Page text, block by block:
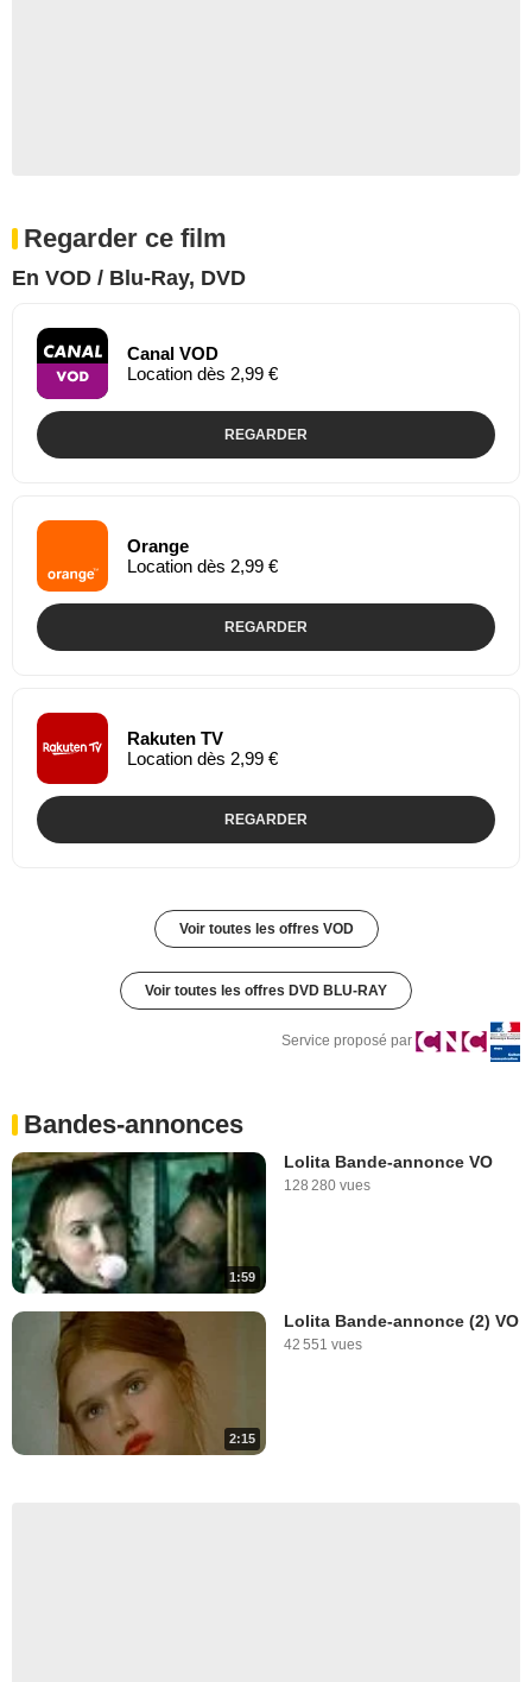
Regarder ce film
En VOD / Blu-Ray, DVD
Canal VOD
Location dès 2,99 €
REGARDER
Orange
Location dès 2,99 €
REGARDER
Rakuten TV
Location dès 2,99 €
REGARDER
Voir toutes les offres VOD
Voir toutes les offres DVD BLU-RAY
Service proposé par
Bandes-annonces
1:59
Lolita Bande-annonce VO
128 280 vues
2:15
Lolita Bande-annonce (2) VO
42 551 vues